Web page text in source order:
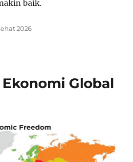
baik.
2026
Global